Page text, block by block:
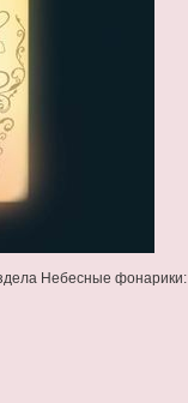
Небесные фонарики: